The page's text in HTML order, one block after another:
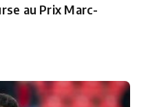
au Prix Marc-